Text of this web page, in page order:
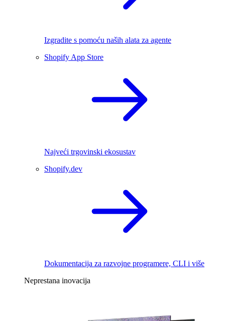
Izgradite s pomoću naših alata za agente
Shopify App Store
Najveći trgovinski ekosustav
Shopify.dev
Dokumentacija za razvojne programere, CLI i više
Neprestana inovacija